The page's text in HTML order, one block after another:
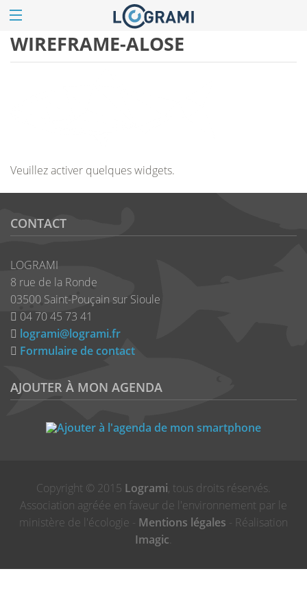
WIREFRAME-ALOSE
Veuillez activer quelques widgets.
CONTACT
LOGRAMI
8 rue de la Ronde
03500 Saint-Pouçain sur Sioule
04 70 45 73 41
logrami@logrami.fr
Formulaire de contact
AJOUTER À MON AGENDA
Copyright © 2015 Logrami, tous droits réservés.
Association agréée en faveur de l'environnement par le
ministère de l'écologie - Mentions légales - Réalisation
Imagic.